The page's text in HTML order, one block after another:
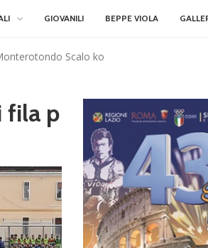
GIOVANILI BEPPE VIOLA
Scalo ko
fila p